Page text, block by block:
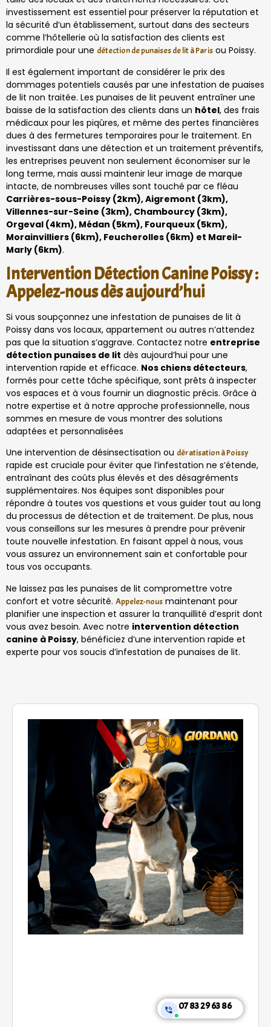
investissement est essentiel pour préserver la réputation et
la sécurité d’un établissement, surtout dans des secteurs
comme l’hôtellerie où la satisfaction des clients est
primordiale pour une détection de punaises de lit à Paris ou Poissy.
Il est également important de considérer le prix des
dommages potentiels causés par une infestation de puaises
de lit non traitée. Les punaises de lit peuvent entraîner une
baisse de la satisfaction des clients dans un hôtel, des frais
médicaux pour les piqûres, et même des pertes financières
dues à des fermetures temporaires pour le traitement. En
investissant dans une détection et un traitement préventifs,
les entreprises peuvent non seulement économiser sur le
long terme, mais aussi maintenir leur image de marque
intacte, de nombreuses villes sont touché par ce fléau
Carrières-sous-Poissy (2km), Aigremont (3km),
Villennes-sur-Seine (3km), Chambourcy (3km),
Orgeval (4km), Médan (5km), Fourqueux (5km),
Morainvilliers (6km), Feucherolles (6km) et Mareil-
Marly (6km).
Intervention Détection Canine Poissy :
Appelez-nous dès aujourd’hui
Si vous soupçonnez une infestation de punaises de lit à
Poissy dans vos locaux, appartement ou autres n’attendez
pas que la situation s’aggrave. Contactez notre entreprise
détection punaises de lit dès aujourd’hui pour une
intervention rapide et efficace. Nos chiens détecteurs,
formés pour cette tâche spécifique, sont prêts à inspecter
vos espaces et à vous fournir un diagnostic précis. Grâce à
notre expertise et à notre approche professionnelle, nous
sommes en mesure de vous montrer des solutions
adaptées et personnalisées
Une intervention de désinsectisation ou dératisation à Poissy
rapide est cruciale pour éviter que l’infestation ne s’étende,
entraînant des coûts plus élevés et des désagréments
supplémentaires. Nos équipes sont disponibles pour
répondre à toutes vos questions et vous guider tout au long
du processus de détection et de traitement. De plus, nous
vous conseillons sur les mesures à prendre pour prévenir
toute nouvelle infestation. En faisant appel à nous, vous
vous assurez un environnement sain et confortable pour
tous vos occupants.
Ne laissez pas les punaises de lit compromettre votre
confort et votre sécurité. Appelez-nous maintenant pour
planifier une inspection et assurer la tranquillité d’esprit dont
vous avez besoin. Avec notre intervention détection
canine à Poissy, bénéficiez d’une intervention rapide et
experte pour vos soucis d’infestation de punaises de lit.
07 83 29 63 86